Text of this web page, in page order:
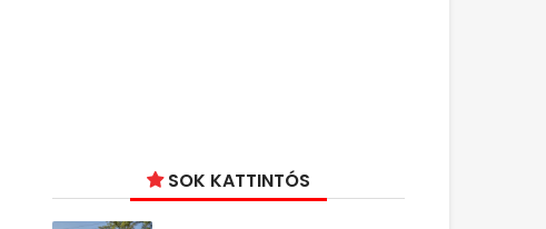
SOK KATTINTÓS